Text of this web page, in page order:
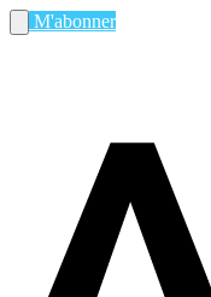
M'abonner